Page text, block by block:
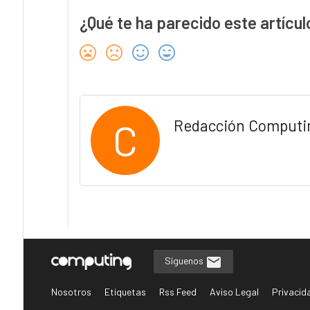
¿Qué te ha parecido este
C Redacción
Síguenos
Nosotros Etiquetas Rss Feed Aviso Legal